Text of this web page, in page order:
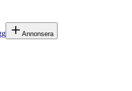
Annonsera